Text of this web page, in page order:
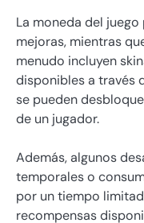
La moneda del
mejoras, mientras
menudo incluyen
disponibles a través
se pueden
de un jugador.
Además, algunos
temporales o
por un tiempo
recompensas